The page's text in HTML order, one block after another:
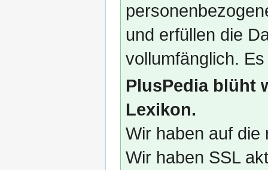
und erfüllen die
vollumfänglich.
PlusPedia blüht
Lexikon.
Wir haben auf die
Wir haben SSL